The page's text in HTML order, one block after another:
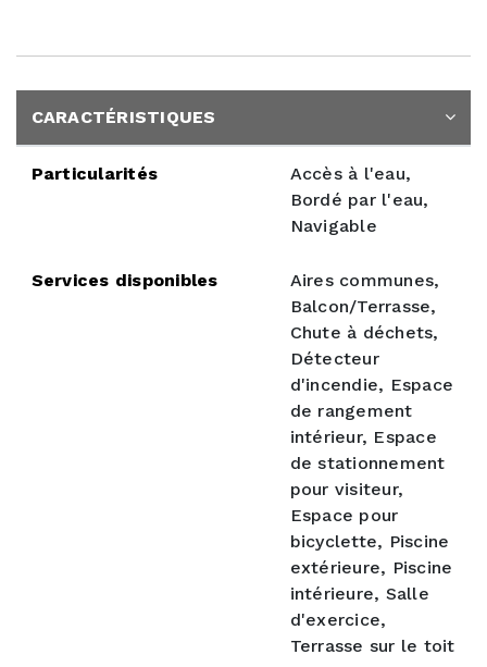
CARACTÉRISTIQUES
Particularités
Accès à l'eau,
Bordé par l'eau,
Navigable
Services disponibles
Aires communes,
Balcon/Terrasse,
Chute à déchets,
Détecteur
d'incendie, Espace
de rangement
intérieur, Espace
de stationnement
pour visiteur,
Espace pour
bicyclette, Piscine
extérieure, Piscine
intérieure, Salle
d'exercice,
Terrasse sur le toit